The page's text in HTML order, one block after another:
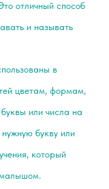
отличный способ
и называть
в
цветам, формам,
или числа на
букву или
который